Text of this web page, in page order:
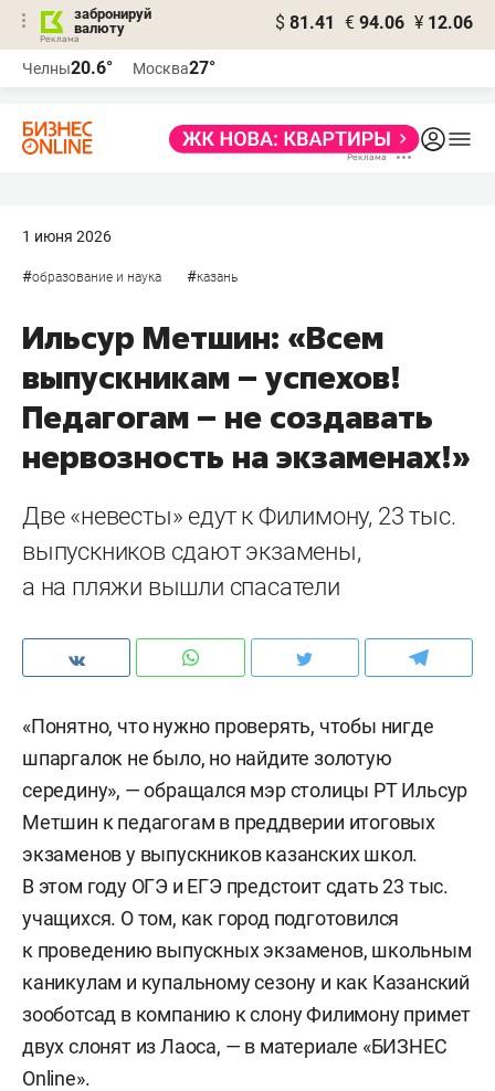
забронируй
валюту
$ 81.41 € 94.06 ¥ 12.06
Челны20.6° Москва27°
1 июня 2026
#образование и наука #казань
Ильсур Метшин: «Всем
выпускникам – успехов!
Педагогам – не создавать
нервозность на экзаменах!»
Две «невесты» едут к Филимону, 23 тыс.
выпускников сдают экзамены,
а на пляжи вышли спасатели
«Понятно, что нужно проверять, чтобы нигде
шпаргалок не было, но найдите золотую
середину», — обращался мэр столицы РТ Ильсур
Метшин к педагогам в преддверии итоговых
экзаменов у выпускников казанских школ.
В этом году ОГЭ и ЕГЭ предстоит сдать 23 тыс.
учащихся. О том, как город подготовился
к проведению выпускных экзаменов, школьным
каникулам и купальному сезону и как Казанский
зооботсад в компанию к слону Филимону примет
двух слонят из Лаоса, — в материале «БИЗНЕС
Online».